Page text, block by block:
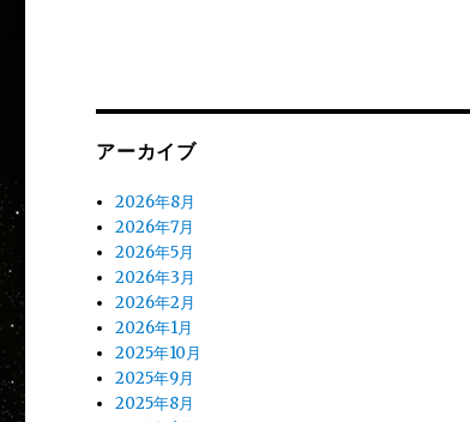
アーカイブ
2026年8月
2026年7月
2026年5月
2026年3月
2026年2月
2026年1月
2025年10月
2025年9月
2025年8月